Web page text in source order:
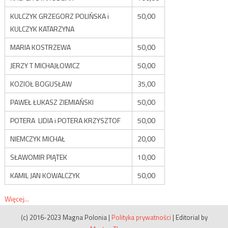
KULCZYK GRZEGORZ POLIŃSKA i
KULCZYK KATARZYNA
50,00
MARIA KOSTRZEWA
50,00
JERZY T MICHAJŁOWICZ
50,00
KOZIOŁ BOGUSŁAW
35,00
PAWEŁ ŁUKASZ ZIEMIAŃSKI
50,00
POTERA LIDIA i POTERA KRZYSZTOF
50,00
NIEMCZYK MICHAŁ
20,00
SŁAWOMIR PIĄTEK
10,00
KAMIL JAN KOWALCZYK
50,00
Więcej...
(c) 2016-2023 Magna Polonia | Polityka prywatności | Editorial by